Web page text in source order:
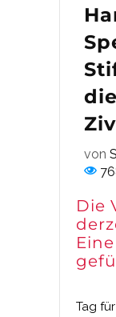
die
von
Die
Tag